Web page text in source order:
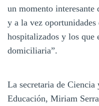
un momento interesante
y a la vez
hospitalizados y los que
domiciliaria”.
La secretaria de
Educación, Miriam